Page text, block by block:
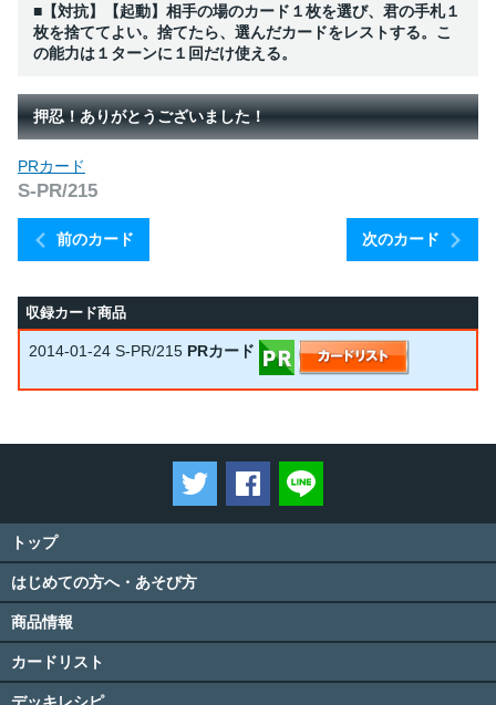
■【対抗】【起動】相手の場のカード１枚を選び、君の手札１
枚を捨ててよい。捨てたら、選んだカードをレストする。こ
の能力は１ターンに１回だけ使える。
押忍！ありがとうございました！
前のカード
PRカード
S-PR/215
次のカード
収録カード商品
2014-01-24 S-PR/215 PRカード
ツイートするFacebookでシェアする
トップ
はじめての方へ・あそび方
商品情報
カードリスト
デッキレシピ